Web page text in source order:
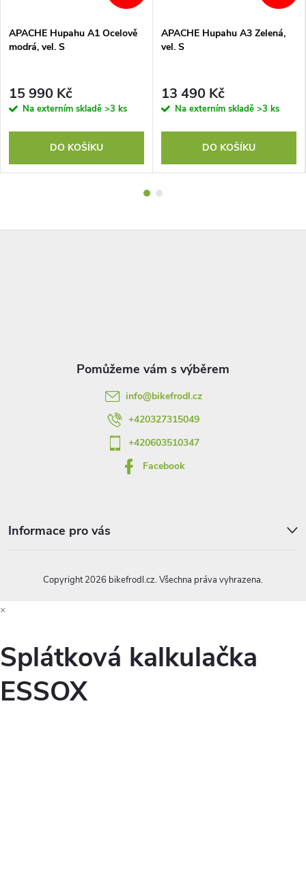
APACHE Hupahu A1 Ocelově
modrá, vel. S
15 990 Kč
Na externím skladě >3 ks
DO KOŠÍKU
APACHE Hupahu A3 Zelená,
vel. S
13 490 Kč
Na externím skladě >3 ks
DO KOŠÍKU
info@bikefrodl.cz
+420327315049
+420603510347
Facebook
Informace pro vás
Copyright 2026 bikefrodl.cz. Všechna práva vyhrazena.
×
Splátková kalkulačka
ESSOX